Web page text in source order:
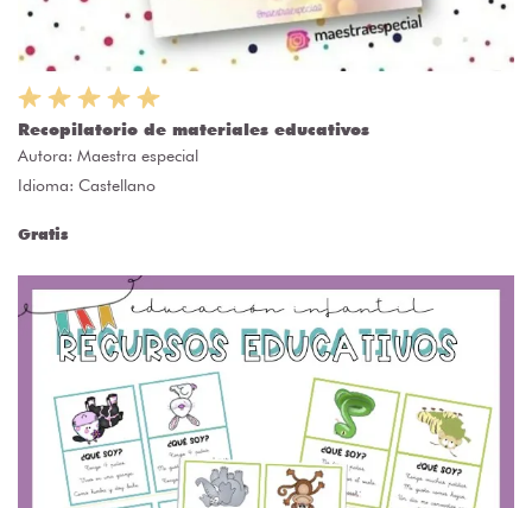
Recopilatorio de materiales educativos
Autora: Maestra especial
Idioma: Castellano
Gratis